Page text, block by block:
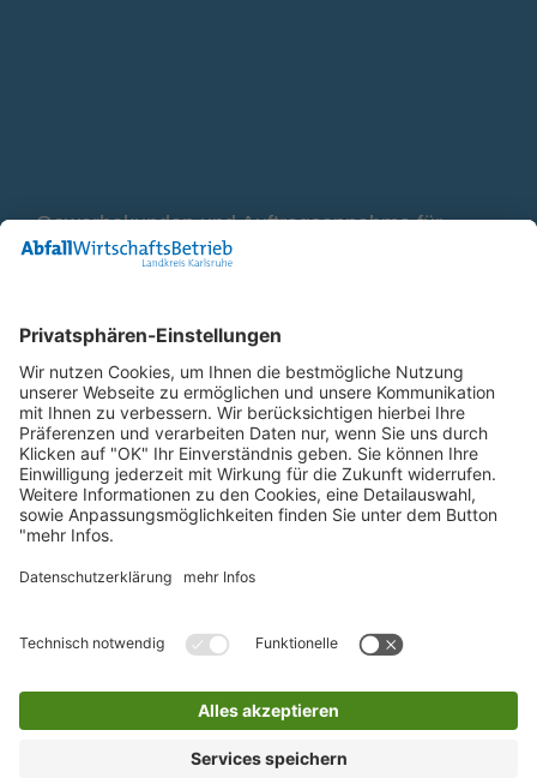
Gewerbekunden und Auftragsannahme für
Container
E-Mail
Bleiben Sie in Verbindung
Facebook Landkreis Karlsruhe
Instagram Landkreis Karlsruhe
Startseite Impressum Datenschutz
Anfahrt
Inhaltsverzeichnis
Barriere melden Barrierefreiheit